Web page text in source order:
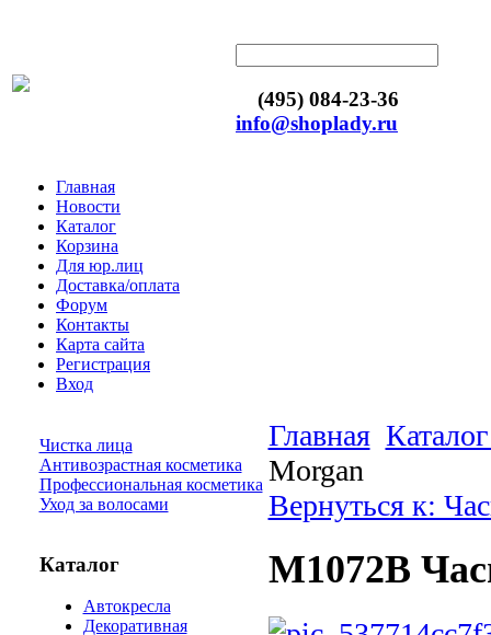
(495) 084-23-36
info@shoplady.ru
Главная
Новости
Каталог
Корзина
Для юр.лиц
Доставка/оплата
Форум
Контакты
Карта сайта
Регистрация
Вход
Чистка лица
Антивозрастная косметика
Профессиональная косметика
Уход за волосами
Каталог
Автокресла
Декоративная
Главная
Morgan
Вернуться к:
M1072B